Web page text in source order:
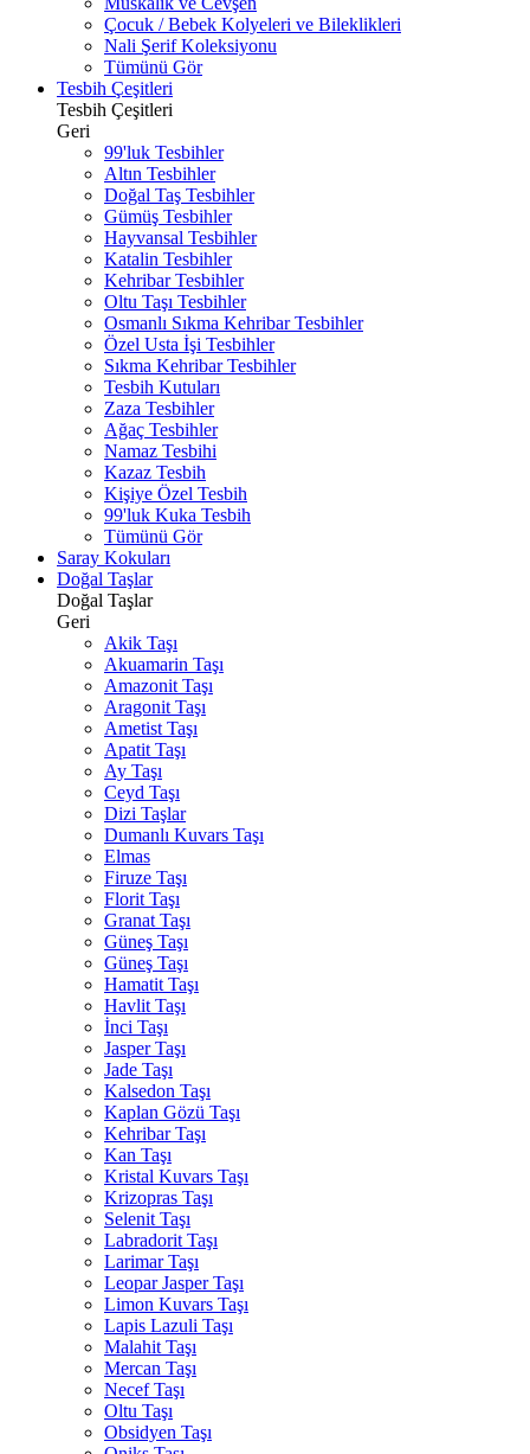
Çocuk / Bebek Kolyeleri ve Bileklikleri
Nali Şerif Koleksiyonu
Tümünü Gör
Tesbih Çeşitleri
Tesbih Çeşitleri
Geri
99'luk Tesbihler
Altın Tesbihler
Doğal Taş Tesbihler
Gümüş Tesbihler
Hayvansal Tesbihler
Katalin Tesbihler
Kehribar Tesbihler
Oltu Taşı Tesbihler
Osmanlı Sıkma Kehribar Tesbihler
Özel Usta İşi Tesbihler
Sıkma Kehribar Tesbihler
Tesbih Kutuları
Zaza Tesbihler
Ağaç Tesbihler
Namaz Tesbihi
Kazaz Tesbih
Kişiye Özel Tesbih
99'luk Kuka Tesbih
Tümünü Gör
Saray Kokuları
Doğal Taşlar
Doğal Taşlar
Geri
Akik Taşı
Akuamarin Taşı
Amazonit Taşı
Aragonit Taşı
Ametist Taşı
Apatit Taşı
Ay Taşı
Ceyd Taşı
Dizi Taşlar
Dumanlı Kuvars Taşı
Elmas
Firuze Taşı
Florit Taşı
Granat Taşı
Güneş Taşı
Güneş Taşı
Hamatit Taşı
Havlit Taşı
İnci Taşı
Jasper Taşı
Jade Taşı
Kalsedon Taşı
Kaplan Gözü Taşı
Kehribar Taşı
Kan Taşı
Kristal Kuvars Taşı
Krizopras Taşı
Selenit Taşı
Labradorit Taşı
Larimar Taşı
Leopar Jasper Taşı
Limon Kuvars Taşı
Lapis Lazuli Taşı
Malahit Taşı
Mercan Taşı
Necef Taşı
Oltu Taşı
Obsidyen Taşı